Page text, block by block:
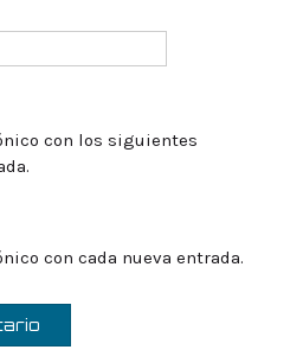
con los siguientes
con cada nueva entrada.